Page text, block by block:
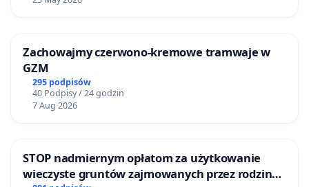
Zachowajmy czerwono-kremowe tramwaje w
GZM
295 podpisów
40 Podpisy / 24 godzin
7 Aug 2026
STOP nadmiernym opłatom za użytkowanie
wieczyste gruntów zajmowanych przez rodzinne